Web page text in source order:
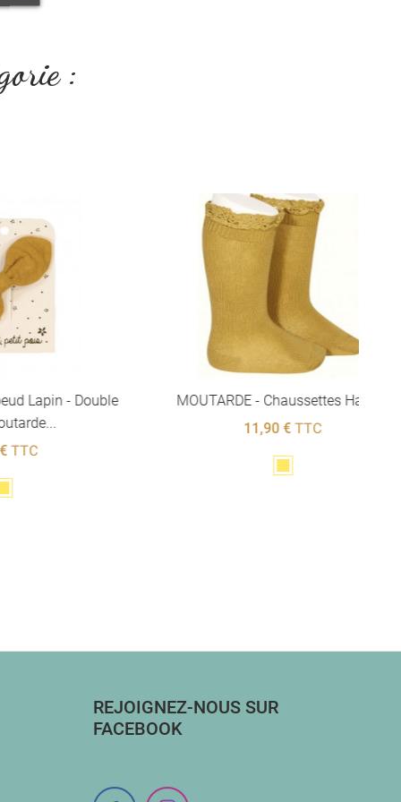
:
Double
MOUTARDE - Chaussettes Hautes
TTC
REJOIGNEZ-NOUS SUR
FACEBOOK